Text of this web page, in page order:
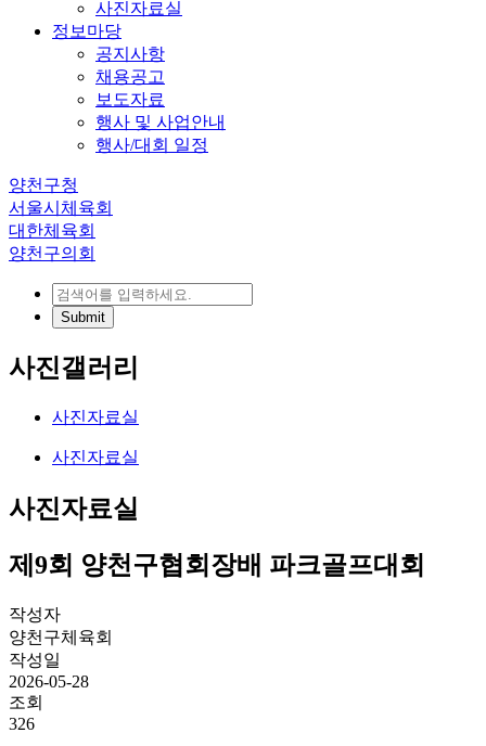
사진자료실
정보마당
공지사항
채용공고
보도자료
행사 및 사업안내
행사/대회 일정
양천구청
서울시체육회
대한체육회
양천구의회
사진갤러리
사진자료실
사진자료실
사진자료실
제9회 양천구협회장배 파크골프대회
작성자
양천구체육회
작성일
2026-05-28
조회
326